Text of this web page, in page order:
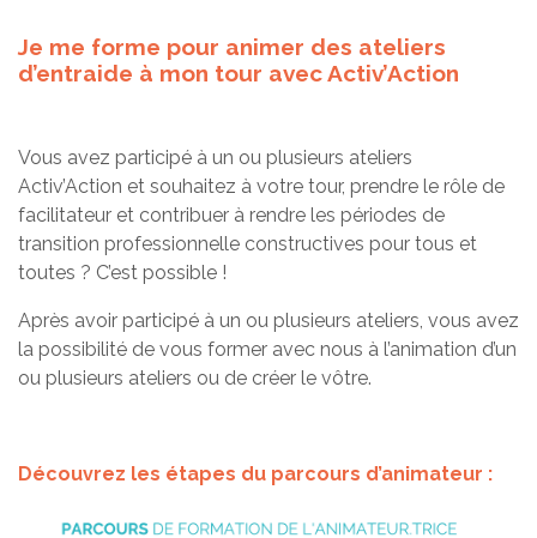
Je me forme pour animer des ateliers
d’entraide à mon tour avec Activ’Action
Vous avez participé à un ou plusieurs ateliers
Activ’Action et souhaitez à votre tour, prendre le rôle de
facilitateur et contribuer à rendre les périodes de
transition professionnelle constructives pour tous et
toutes ? C’est possible !
Après avoir participé à un ou plusieurs ateliers, vous avez
la possibilité de vous former avec nous à l’animation d’un
ou plusieurs ateliers ou de créer le vôtre.
Découvrez les étapes du parcours d’animateur :